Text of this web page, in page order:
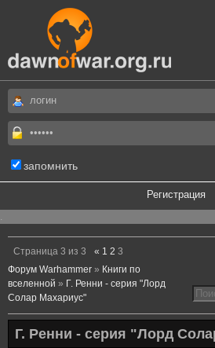
запомнить
Регистрация
.
Страница 3 из 3 « 1 2 3
Форум Warhammer » Книги по
вселенной » Г. Ренни - серия "Лорд
Солар Махариус"
Г. Ренни - серия "Лорд